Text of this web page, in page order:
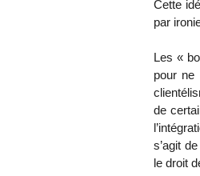
Cette
par
Les «
pour
de
s’agit
le droit